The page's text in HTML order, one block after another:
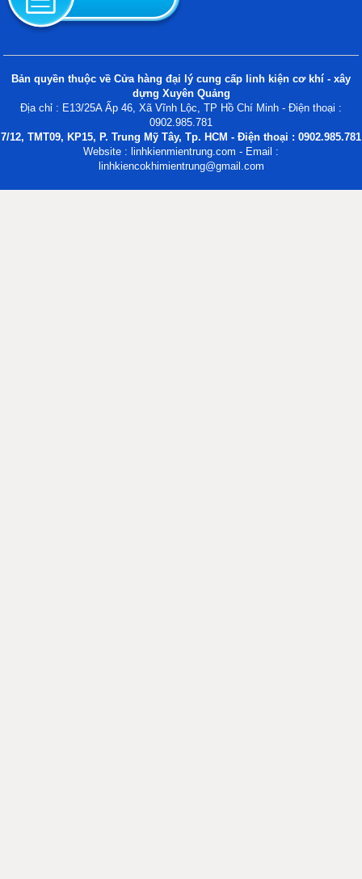
Bản quyền thuộc về Cửa hàng đại lý cung cấp linh kiện cơ khí - xây
dựng Xuyên Quảng
Địa chỉ : E13/25A Ấp 46, Xã Vĩnh Lộc, TP Hồ Chí Minh - Điện thoại :
0902.985.781
7/12, TMT09, KP15, P. Trung Mỹ Tây, Tp. HCM - Điện thoại : 0902.985.781
Website : linhkienmientrung.com - Email :
linhkiencokhimientrung@gmail.com